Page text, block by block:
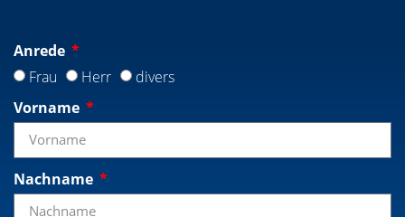
Anrede
Frau
Herr
divers
Vorname
Nachname